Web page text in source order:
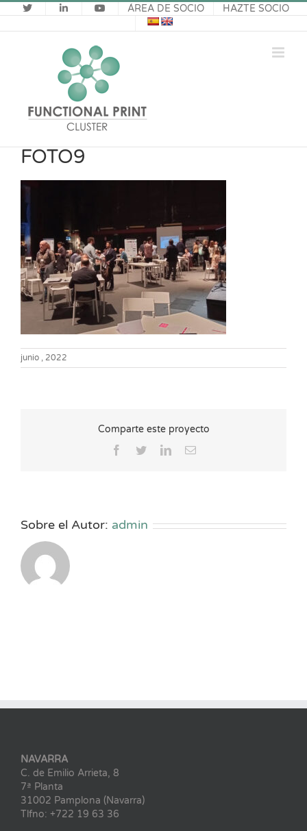
Saltar
al
contenido
ÁREA DE SOCIO HAZTE SOCIO
FOTO9
junio , 2022
Comparte este proyecto
Facebook
TwitterLinkedInCorreo
Sobre el Autor: admin
NAVARRA
C. de Emilio Arrieta, 8
7ª Planta
31002 Pamplona (Navarra)
Tlfno: +722 19 63 36